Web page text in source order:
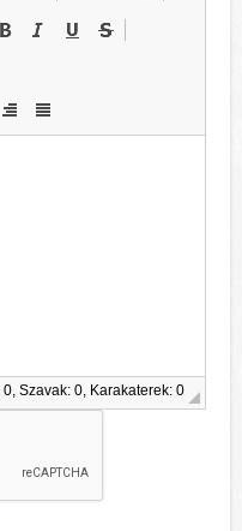
0, Szavak: 0, Karakaterek: 0